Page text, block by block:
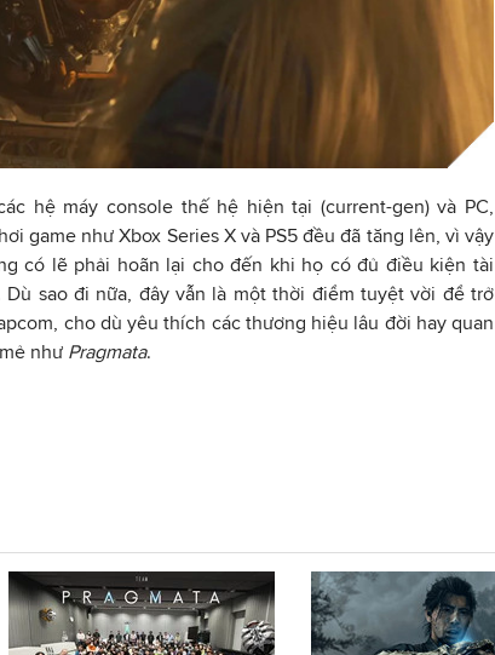
hệ máy console thế hệ hiện tại (current-gen) và PC,
game như Xbox Series X và PS5 đều đã tăng lên, vì vậy
có lẽ phải hoãn lại cho đến khi họ có đủ điều kiện tài
sao đi nữa, đây vẫn là một thời điểm tuyệt vời để trở
cho dù yêu thích các thương hiệu lâu đời hay quan
như Pragmata.